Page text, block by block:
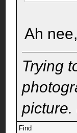
Ah
Trying
picture.
Find